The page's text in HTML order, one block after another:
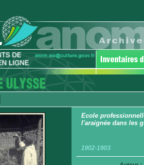
Ecole
l'araignée dans les
1902-1903